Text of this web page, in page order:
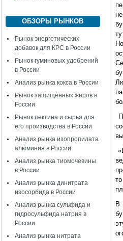
ОБЗОРЫ РЫНКОВ
Рынок энергетических
добавок для КРС в России
Рынок гуминовых удобрений
в России
Анализ рынка кокса в России
Рынок защищенных жиров в
России
Рынок пектина и сырья для
его производства в России
Анализ рынка изопропилата
алюминия в России
Анализ рынка тиомочевины
в России
Анализ рынка динитрата
изосорбида в России
Анализ рынка сульфида и
гидросульфида натрия в
России
Анализ рынка нитрата
В